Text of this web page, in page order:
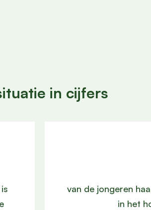
in cijfers
van de jongeren
in het